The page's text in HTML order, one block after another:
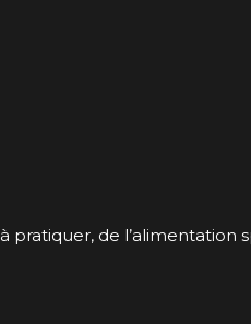
de l’alimentation